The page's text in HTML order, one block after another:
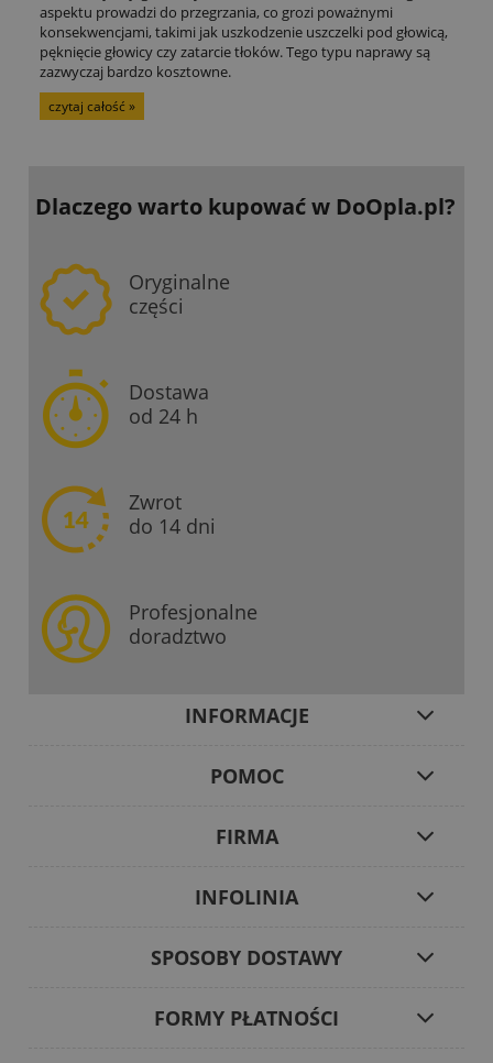
aspektu prowadzi do przegrzania, co grozi poważnymi
konsekwencjami, takimi jak uszkodzenie uszczelki pod głowicą,
pęknięcie głowicy czy zatarcie tłoków. Tego typu naprawy są
zazwyczaj bardzo kosztowne.
czytaj całość »
Dlaczego warto kupowaćw DoOpla.pl?
Oryginalne
części
Dostawa
od 24 h
Zwrot
do 14 dni
Profesjonalne
doradztwo
INFORMACJE
POMOC
FIRMA
INFOLINIA
SPOSOBY DOSTAWY
FORMY PŁATNOŚCI